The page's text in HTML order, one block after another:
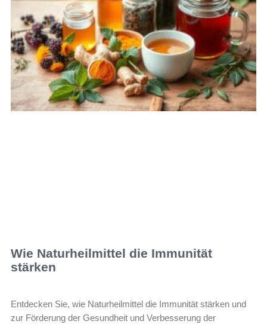
Wie Naturheilmittel die Immunität
stärken
Entdecken Sie, wie Naturheilmittel die Immunität stärken und
zur Förderung der Gesundheit und Verbesserung der